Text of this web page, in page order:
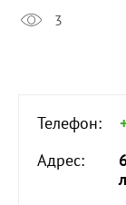
3
Телефон:
Адрес: